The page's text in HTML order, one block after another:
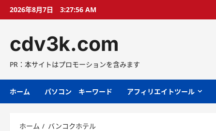
プ
2026年8月7日 3:27:57 AM
cdv3k.com
PR：本サイトはプロモーションを含みます
ホーム パソコン キーワード アフィリエイトツール
ホーム バンコクホテル